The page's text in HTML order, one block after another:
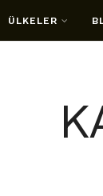
ÜLKELER